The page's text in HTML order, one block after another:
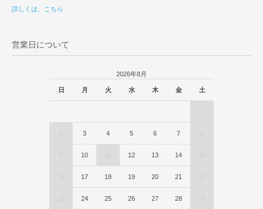
詳しくは、こちら
営業日について
2026年8月
日 月 火 水 木 金 土
3 4 5 6 7
10 12 13 14
17 18 19 20 21
24 25 26 27 28